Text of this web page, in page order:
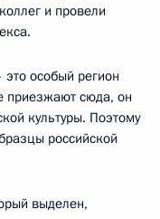
и провели
особый регион
приезжают сюда, он
культуры. Поэтому
российской
выделен,